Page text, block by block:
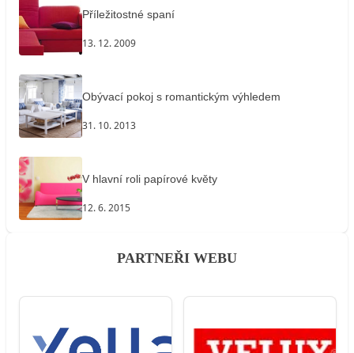
Příležitostné spaní
13. 12. 2009
Obývací pokoj s romantickým výhledem
31. 10. 2013
V hlavní roli papírové květy
12. 6. 2015
PARTNEŘI WEBU